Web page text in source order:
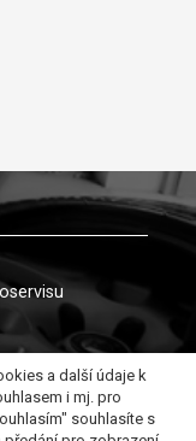
a další údaje k
i mj. pro
souhlasíte s